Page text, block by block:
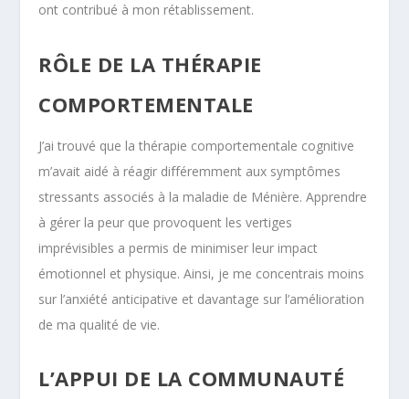
ont contribué à mon rétablissement.
RÔLE DE LA THÉRAPIE
COMPORTEMENTALE
J’ai trouvé que la thérapie comportementale cognitive
m’avait aidé à réagir différemment aux symptômes
stressants associés à la maladie de Ménière. Apprendre
à gérer la peur que provoquent les vertiges
imprévisibles a permis de minimiser leur impact
émotionnel et physique. Ainsi, je me concentrais moins
sur l’anxiété anticipative et davantage sur l’amélioration
de ma qualité de vie.
L’APPUI DE LA COMMUNAUTÉ